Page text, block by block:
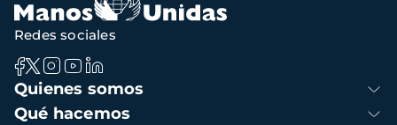
Navegación
principal
Quienes somos
Qué hacemos
Redes sociales